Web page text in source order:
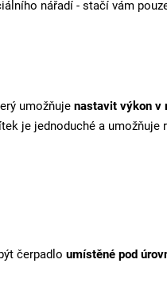
nářadí - stačí vám
umožňuje nastavit výkon v
je jednoduché a umožňuje
čerpadlo umístěné pod